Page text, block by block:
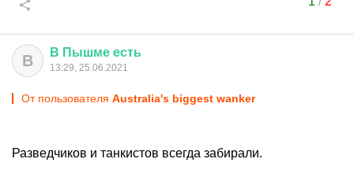
В В Пышме есть
13:29, 25.06.2021
От пользователя Australia's biggest wanker
Разведчиков и танкистов всегда забирали.